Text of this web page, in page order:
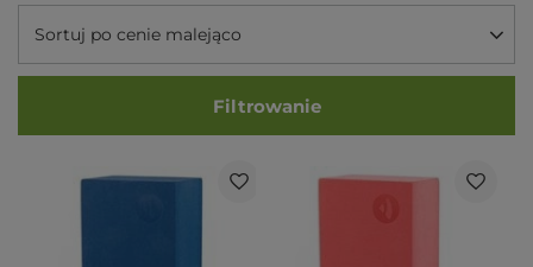
Sortuj po cenie malejąco
Filtrowanie